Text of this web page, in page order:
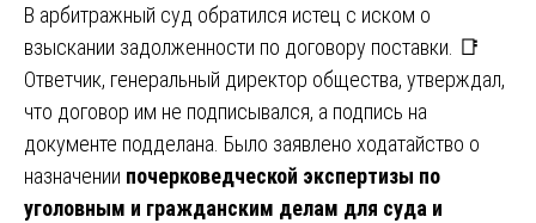
В арбитражный суд обратился истец с иском о
взыскании задолженности по договору поставки. 📑
Ответчик, генеральный директор общества, утверждал,
что договор им не подписывался, а подпись на
документе подделана. Было заявлено ходатайство о
назначении почерковедческой экспертизы по
уголовным и гражданским делам для суда и